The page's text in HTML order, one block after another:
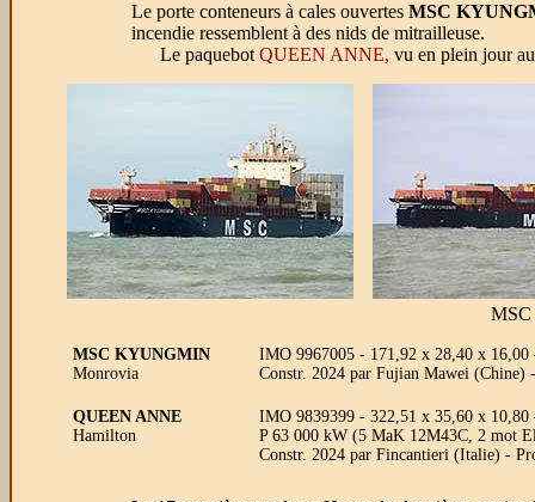
Le porte conteneurs à cales ouvertes MSC
incendie ressemblent à des nids de mitrailleuse.
Le paquebot QUEEN ANNE, vu en plein jour
MSC KYUNGMIN
Monrovia
IMO 9967005 - 171,92 x 28,40 x
Constr. 2024 par Fujian Mawei (Chine)
QUEEN ANNE
Hamilton
IMO 9839399 - 322,51 x 35,60 x
P 63 000 kW (5 MaK 12M43C, 2 mot
Constr. 2024 par Fincantieri (Italie) -